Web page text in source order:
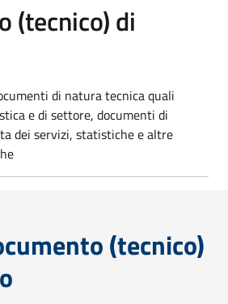
(tecnico) di
di natura tecnica quali
e di settore, documenti di
dei servizi, statistiche e altre
(tecnico)